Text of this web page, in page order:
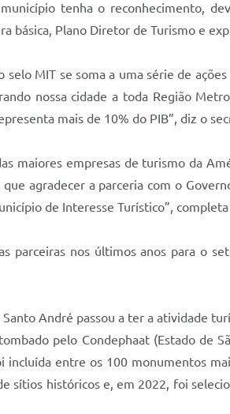
tenha o reconhecimento,
básica, Plano Diretor de Turismo e
MIT se soma a uma série de
nossa cidade a toda Região
mais de 10% do PIB”, diz o
maiores empresas de turismo da
agradecer a parceria com o
de Interesse Turístico”,
parceiras nos últimos anos para o
André passou a ter a atividade
pelo Condephaat (Estado de
incluída entre os 100 monumentos
sítios históricos e, em 2022, foi